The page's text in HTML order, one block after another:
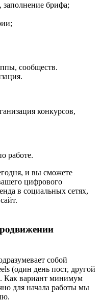
брифа;
сообществ.
конкурсов,
работе.
и вы сможете
цифрового
в социальных сетях,
собой
(один день пост, другой
Как вариант минимум
для начала работы мы